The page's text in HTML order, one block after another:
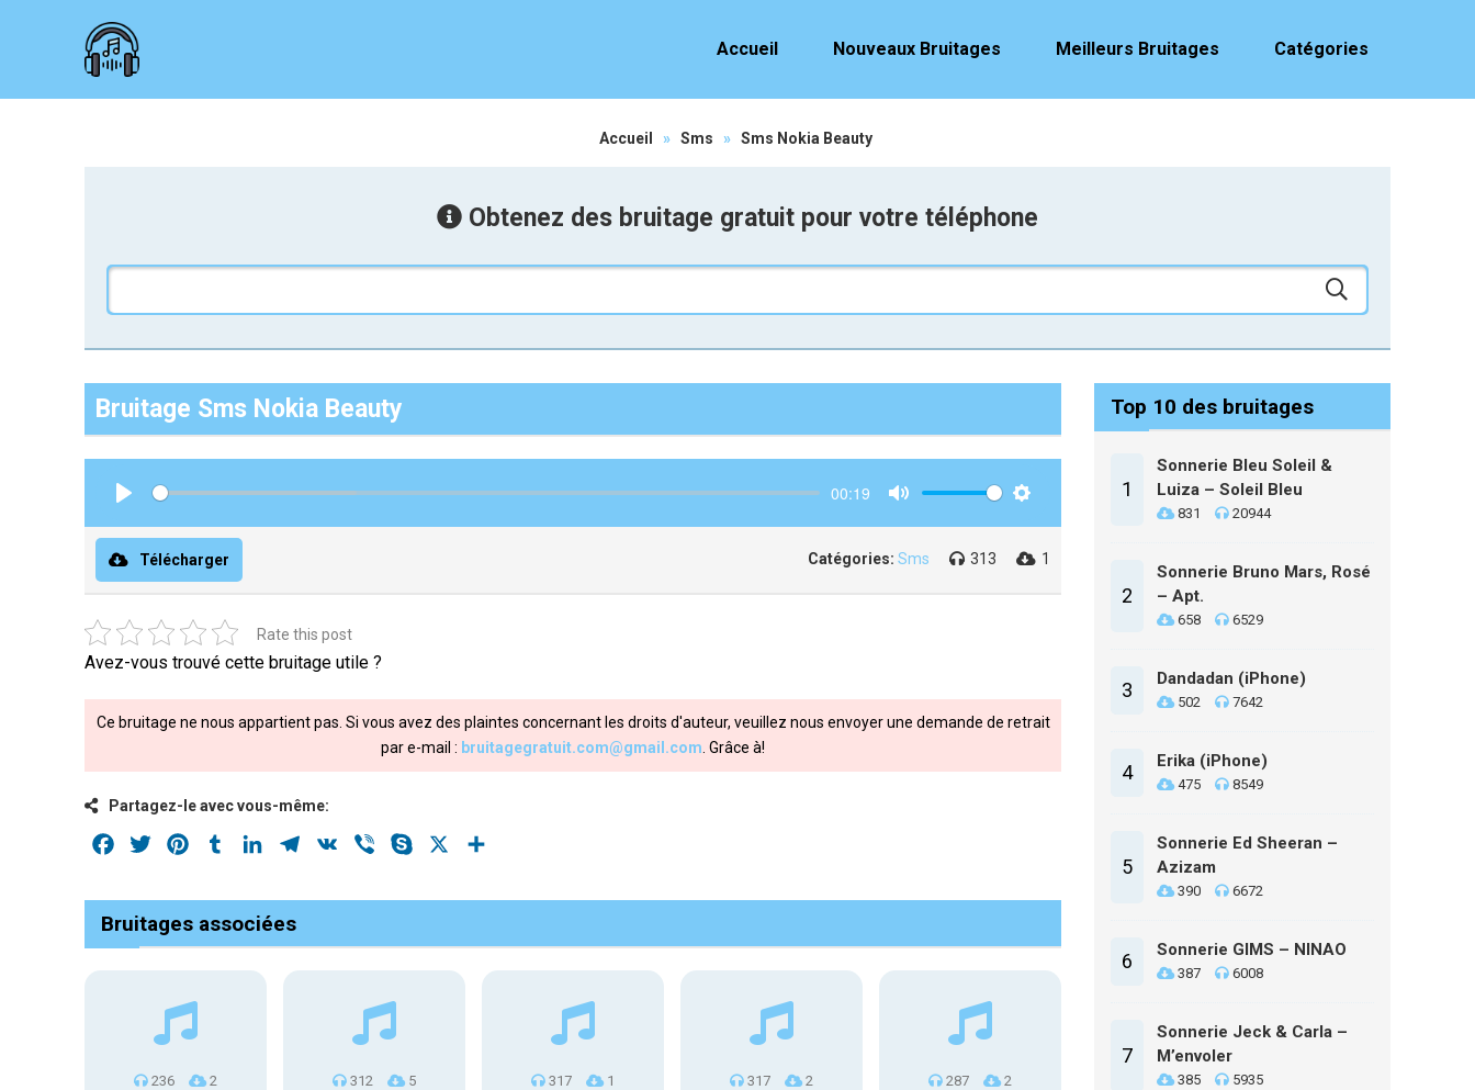
Accueil Nouveaux Bruitages Meilleurs Bruitages Catégories
Accueil » Sms » Sms Nokia Beauty
Obtenez des bruitage gratuit pour votre téléphone
Bruitage Sms Nokia Beauty
00:19
Télécharger Catégories: Sms 313 1
Rate this post
Avez-vous trouvé cette bruitage utile ?
Ce bruitage ne nous appartient pas. Si vous avez des plaintes concernant les droits d'auteur, veuillez nous envoyer une demande de retrait
par e-mail : bruitagegratuit.com@gmail.com . Grâce à!
Partagez-le avec vous-même:
Facebook
Twitter PinterestTumblrLinkedInTelegram
VK Viber Skype
Bruitages associées
236 2 312 5 317 1 317 2 287 2
Top 10 des bruitages
1
Sonnerie Bleu Soleil &
Luiza – Soleil Bleu
831 20944
2
Sonnerie Bruno Mars, Rosé
– Apt.
658 6529
3 Dandadan (iPhone)
502 7642
4 Erika (iPhone)
475 8549
5
Sonnerie Ed Sheeran –
Azizam
390 6672
6 Sonnerie GIMS – NINAO
387 6008
7
Sonnerie Jeck & Carla –
M’envoler
385 5935